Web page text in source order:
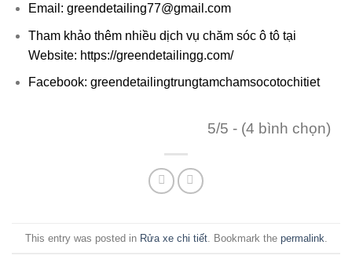
Email: greendetailing77@gmail.com
Tham khảo thêm nhiều dịch vụ chăm sóc ô tô tại
Website: https://greendetailingg.com/
Facebook: greendetailingtrungtamchamsocotochitiet
5/5 - (4 bình chọn)
This entry was posted in Rửa xe chi tiết. Bookmark the permalink